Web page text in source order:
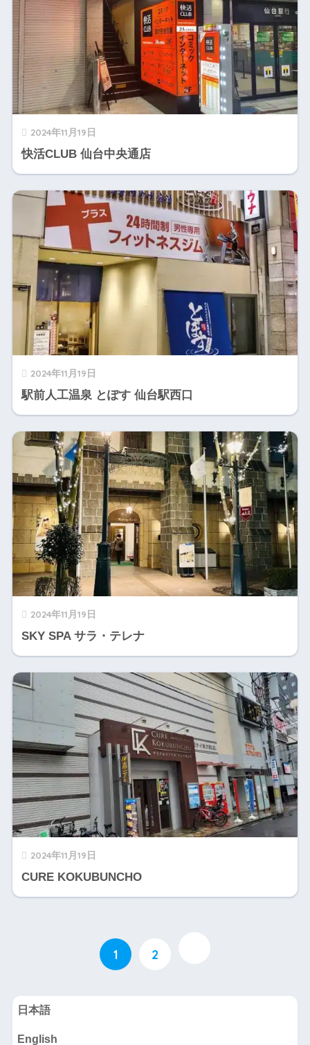
2024年11月19日
快活CLUB 仙台中央通店
2024年11月19日
駅前人工温泉 とぽす 仙台駅西口
2024年11月19日
SKY SPA サラ・テレナ
2024年11月19日
CURE KOKUBUNCHO
1 2
日本語
English